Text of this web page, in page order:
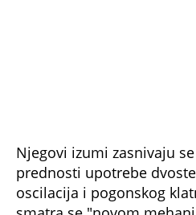
Njegovi izumi zasnivaju
prednosti upotrebe
oscilacija i pogonskog